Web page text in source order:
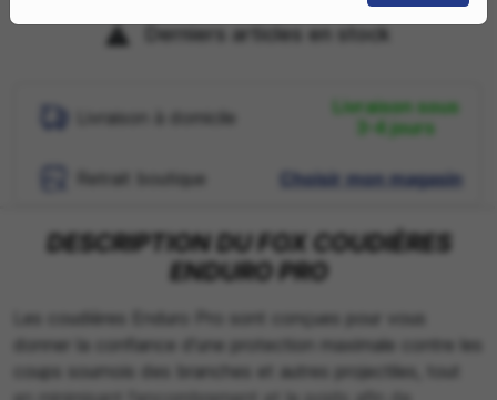
 Derniers articles en stock
Livraison à domicile
Livraison sous
3-4 jours
Retrait boutique Choisir mon magasin
DESCRIPTION DU FOX COUDIÈRES
ENDURO PRO
Les coudières Enduro Pro sont conçues pour vous
donner la confiance d'une protection maximale contre les
coups sournois des branches et autres projectiles, tout